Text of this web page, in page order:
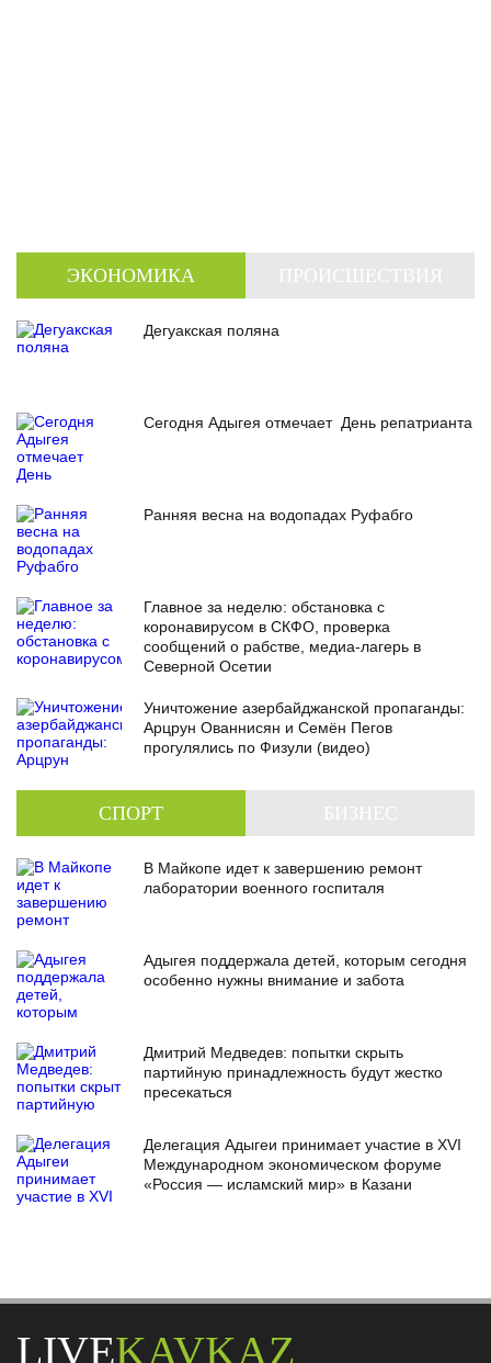
ЭКОНОМИКА
Дегуакская поляна
Сегодня Адыгея отмечает День репатрианта
Ранняя весна на водопадах Руфабго
Главное за неделю: обстановка с
коронавирусом в СКФО, проверка
сообщений о рабстве, медиа-лагерь в
Северной Осетии
Уничтожение азербайджанской пропаганды:
Арцрун Ованнисян и Семён Пегов
прогулялись по Физули (видео)
СПОРТ
В Майкопе идет к завершению ремонт
лаборатории военного госпиталя
Адыгея поддержала детей, которым сегодня
особенно нужны внимание и забота
Дмитрий Медведев: попытки скрыть
партийную принадлежность будут жестко
пресекаться
Делегация Адыгеи принимает участие в XVI
Международном экономическом форуме
«Россия — исламский мир» в Казани
LIVEKAVKAZ